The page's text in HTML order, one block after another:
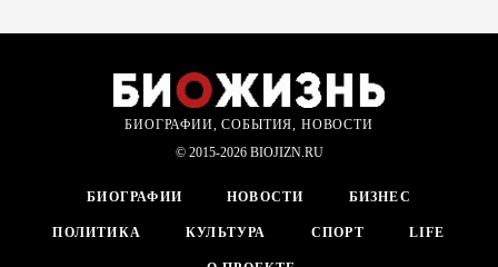
БИОГРАФИИ, СОБЫТИЯ, НОВОСТИ
© 2015-2026 BIOJIZN.RU
БИОГРАФИИ НОВОСТИ БИЗНЕС
ПОЛИТИКА КУЛЬТУРА СПОРТ LIFE